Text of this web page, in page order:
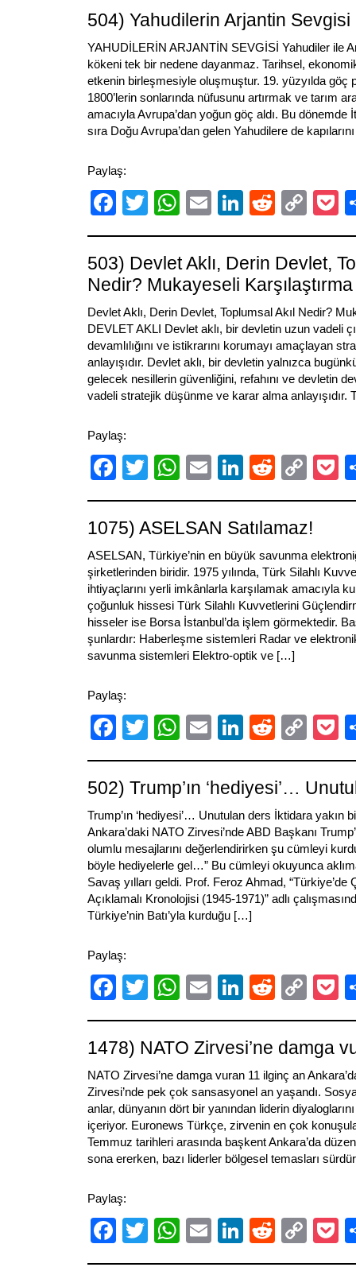
504) Yahudilerin Arjantin Sevgisi
YAHUDİLERİN ARJANTİN SEVGİSİ Yahudiler ile
kökeni tek bir nedene dayanmaz. Tarihsel,
etkenin birleşmesiyle oluşmuştur. 19. yüzyılda göç
1800’lerin sonlarında nüfusunu artırmak ve tarım
amacıyla Avrupa’dan yoğun göç aldı. Bu dönemde
sıra Doğu Avrupa’dan gelen Yahudilere de
Paylaş:
Facebook
TwitterWhatsApp
EmailLinkedIn
Reddit
Link
503) Devlet Aklı, Derin Devlet,
Nedir? Mukayeseli Karşılaştırma
Devlet Aklı, Derin Devlet, Toplumsal Akıl Nedir?
DEVLET AKLI Devlet aklı, bir devletin uzun vadeli
devamlılığını ve istikrarını korumayı amaçlayan
anlayışıdır. Devlet aklı, bir devletin yalnızca
gelecek nesillerin güvenliğini, refahını ve devletin
vadeli stratejik düşünme ve karar alma anlayışıdır.
Paylaş:
Facebook
TwitterWhatsApp
EmailLinkedIn
Reddit
Link
1075) ASELSAN Satılamaz!
ASELSAN, Türkiye’nin en büyük savunma
şirketlerinden biridir. 1975 yılında, Türk Silahlı
ihtiyaçlarını yerli imkânlarla karşılamak amacıyla
çoğunluk hissesi Türk Silahlı Kuvvetlerini
hisseler ise Borsa İstanbul’da işlem görmektedir.
şunlardır: Haberleşme sistemleri Radar ve
savunma sistemleri Elektro-optik ve […]
Paylaş:
Facebook
TwitterWhatsApp
EmailLinkedIn
Reddit
Link
502) Trump’ın ‘hediyesi’…
Trump’ın ‘hediyesi’… Unutulan ders İktidara yakın
Ankara’daki NATO Zirvesi’nde ABD Başkanı
olumlu mesajlarını değerlendirirken şu cümleyi
böyle hediyelerle gel…” Bu cümleyi okuyunca
Savaş yılları geldi. Prof. Feroz Ahmad, “Türkiye’de
Açıklamalı Kronolojisi (1945-1971)” adlı
Türkiye’nin Batı’yla kurduğu […]
Paylaş:
Facebook
TwitterWhatsApp
EmailLinkedIn
Reddit
Link
1478) NATO Zirvesi’ne damga
NATO Zirvesi’ne damga vuran 11 ilginç an
Zirvesi’nde pek çok sansasyonel an yaşandı.
anlar, dünyanın dört bir yanından liderin
içeriyor. Euronews Türkçe, zirvenin en çok
Temmuz tarihleri arasında başkent Ankara’da
sona ererken, bazı liderler bölgesel temasları
Paylaş:
Facebook
TwitterWhatsApp
EmailLinkedIn
Reddit
Link